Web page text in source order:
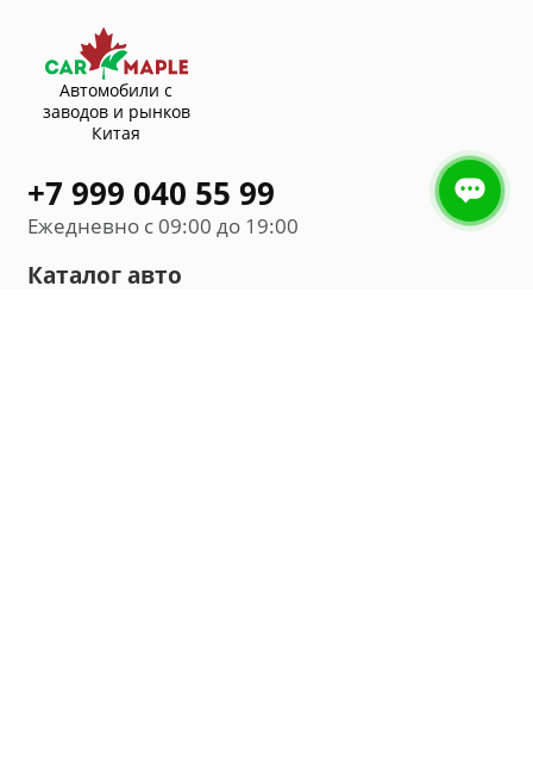
Автомобили с
заводов и рынков
Китая
+7 999 040 55 99
Ежедневно с 09:00 до 19:00
Каталог авто